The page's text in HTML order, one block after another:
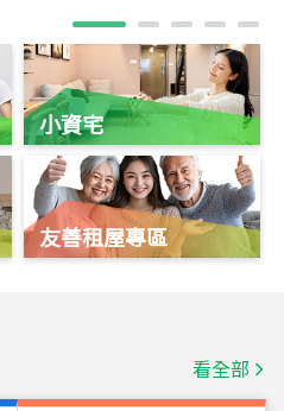
小資宅
友善租屋專區
看全部